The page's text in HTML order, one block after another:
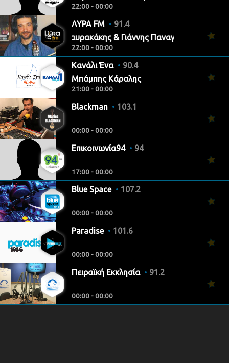
22:00 - 00:00
ΛΥΡΑ FM
91.4
Τάσος Σταυρακάκης & Γιάννης Παναγιωτακόπουλος
22:00 - 00:00
Κανάλι Ένα
90.4
Μπάμπης Κάραλης
21:00 - 00:00
Blackman 103.1
00:00 - 00:00
Επικοινωνία94 94
17:00 - 00:00
Blue Space 107.2
00:00 - 00:00
Paradise 101.6
00:00 - 00:00
Πειραϊκή Εκκλησία 91.2
00:00 - 00:00